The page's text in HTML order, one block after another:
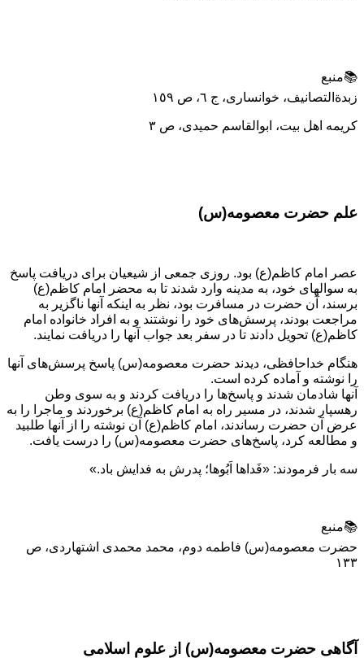
📚منبع
زبدةالتصانيف، خوانساری، ج ٦، ص ١٥٩
كريمه اهل بيت، ابوالقاسم حمیدی، ص ٣
علم حضرت معصومه(س)
عصر امام کاظم(ع) بود. روزی جمعی از شیعیان برای دریافت پاسخ
به سوالهای خود، به مدینه وارد شدند تا به محضر امام کاظم(ع)
برسند، آن حضرت در مسافرت بود، نظر به اینکه آنها ناگزیر به
مراجعت بودند، پرسش‌های خود را نوشتند و به افراد خانواده امام
کاظم(ع) تحویل دادند تا در سفر بعد جواب آنها را دریافت نمایند.
هنگام خداحافظی، دیدند حضرت معصومه(س) پاسخ پرسش‌های آنها
را نوشته و آماده کرده است.
آنها شادمان شدند و پاسخ‌ها را دریافت کردند و به سوی وطن
رهسپار شدند، در مسیر راه به امام کاظم(ع) برخوردند و ماجرا را به
عرض آن حضرت رساندند، امام کاظم(ع) آن نوشته را از آنها طلبید
و مطالعه کرد، پاسخ‌های حضرت معصومه(س) را درست یافت.
سه بار فرمودند: «فَداها اَبُوها؛ پدرش به فدایش باد.»
📚منبع
حضرت معصومه(س) فاطمه دوم، محمد محمدی اشتهاردی، ص
۱۳۳
آگاهی حضرت معصومه(س) از علوم اسلامی